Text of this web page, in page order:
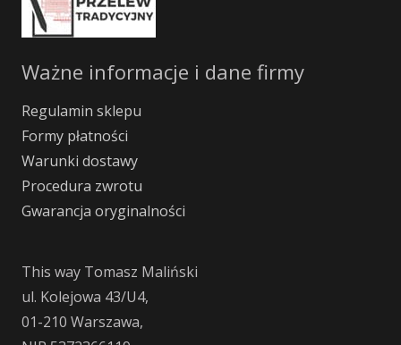
Ważne informacje i dane firmy
Regulamin sklepu
Formy płatności
Warunki dostawy
Procedura zwrotu
Gwarancja oryginalności
This way Tomasz Maliński
ul. Kolejowa 43/U4,
01-210 Warszawa,